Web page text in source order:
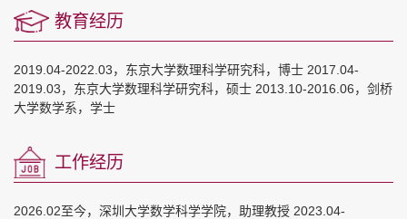
教育经历
2019.04-2022.03，东京大学数理科学研究科，博士 2017.04-
2019.03，东京大学数理科学研究科，硕士 2013.10-2016.06，剑桥
大学数学系，学士
工作经历
2026.02至今，深圳大学数学科学学院，助理教授 2023.04-